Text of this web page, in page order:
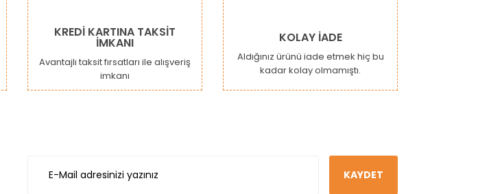
Yorum Yaz
KREDİ KARTINA TAKSİT
İMKANI
Avantajlı taksit fırsatları ile alışveriş
imkanı
KOLAY İADE
Aldığınız ürünü iade etmek hiç bu
kadar kolay olmamıştı.
KAYDET